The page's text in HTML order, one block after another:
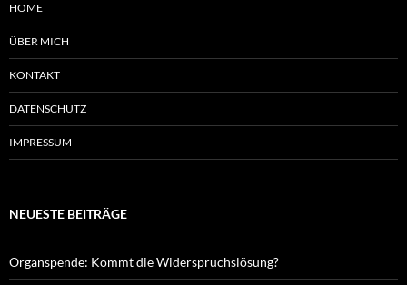
HOME
ÜBER MICH
KONTAKT
DATENSCHUTZ
IMPRESSUM
NEUESTE BEITRÄGE
Organspende: Kommt die Widerspruchslösung?